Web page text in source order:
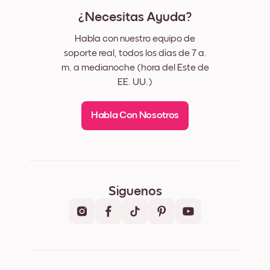
¿Necesitas Ayuda?
Habla con nuestro equipo de
soporte real, todos los días de 7 a.
m. a medianoche (hora del Este de
EE. UU.)
Habla Con Nosotros
Síguenos